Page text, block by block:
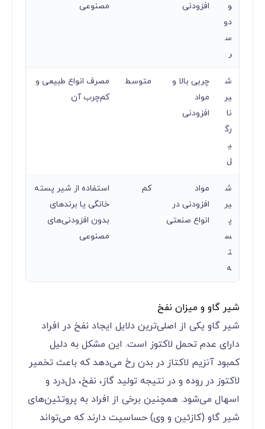
و
دو
س
ر
افزودنی
مصنوعی
ش
یر
نا
رگ
ی
ل
چربی بالا و
مواد
افزودنی
متوسط
مصرف انواع طبیعی و
کم‌چرب آن
ش
یر
پ
س
ت
ه
مواد
افزودنی در
انواع صنعتی
کم
استفاده از شیر پسته
خانگی یا برندهای
بدون افزودنی‌های
مصنوعی
شیر گاو و میزان نفخ
شیر گاو یکی از اصلی‌ترین دلایل ایجاد نفخ در افراد
دارای عدم تحمل لاکتوز است. این مشکل به دلیل
کمبود آنزیم لاکتاز در بدن رخ می‌دهد که باعث تخمیر
لاکتوز در روده و در نتیجه تولید گاز، نفخ، دل‌درد و
اسهال می‌شود. همچنین برخی از افراد به پروتئین‌های
شیر گاو (کازئین و وی) حساسیت دارند که می‌تواند